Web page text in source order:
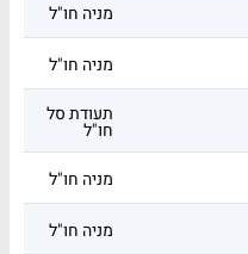
מניה חו"ל
מניה חו"ל
תעודת סל
חו"ל
מניה חו"ל
מניה חו"ל